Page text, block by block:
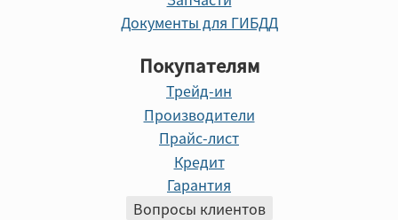
Документы для ГИБДД
Покупателям
Трейд-ин
Производители
Прайс-лист
Кредит
Гарантия
Вопросы клиентов